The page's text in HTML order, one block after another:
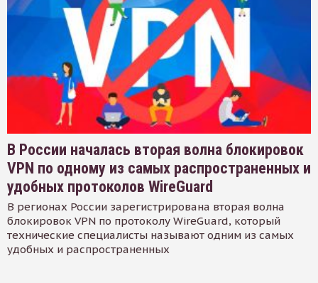
В России началась вторая волна блокировок
VPN по одному из самых распространенных и
удобных протоколов WireGuard
В регионах России зарегистрирована вторая волна
блокировок VPN по протоколу WireGuard, который
технические специалисты называют одним из самых
удобных и распространенных